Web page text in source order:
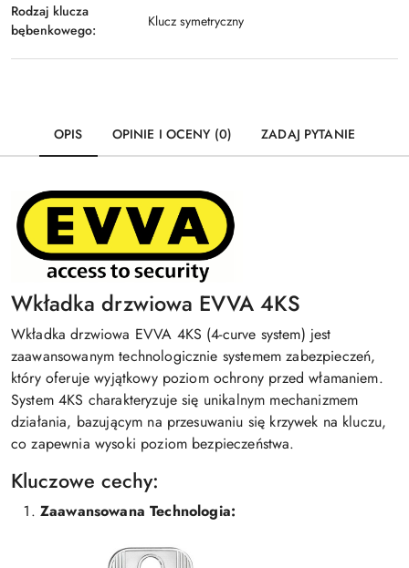
Rodzaj klucza
bębenkowego:
Klucz symetryczny
OPIS OPINIE I OCENY (0) ZADAJ PYTANIE
Wkładka drzwiowa EVVA 4KS
Wkładka drzwiowa EVVA 4KS (4-curve system) jest
zaawansowanym technologicznie systemem zabezpieczeń,
który oferuje wyjątkowy poziom ochrony przed włamaniem.
System 4KS charakteryzuje się unikalnym mechanizmem
działania, bazującym na przesuwaniu się krzywek na kluczu,
co zapewnia wysoki poziom bezpieczeństwa.
Kluczowe cechy:
Zaawansowana Technologia: